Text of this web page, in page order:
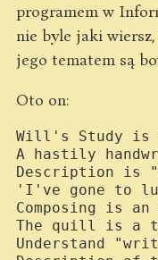
programem w
nie byle jaki
jego tematem są
Oto on:
Will's Study is
A hastily
Description is
'I've gone to
Composing is
The quill is a
Understand